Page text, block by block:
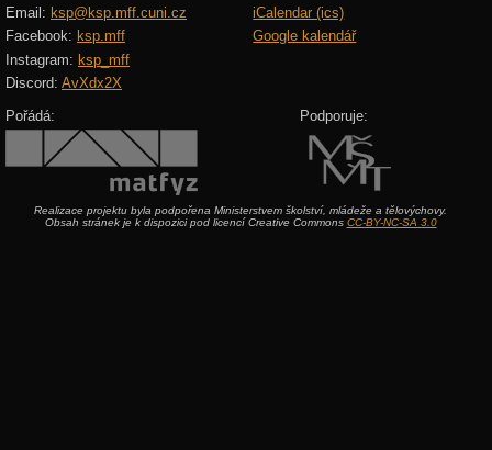
Email: ksp@ksp.mff.cuni.cz
Facebook: ksp.mff
Instagram: ksp_mff
Discord: AvXdx2X
iCalendar (ics)
Google kalendář
Pořádá: Podporuje:
Realizace projektu byla podpořena Ministerstvem školství, mládeže a tělovýchovy.
Obsah stránek je k dispozici pod licencí Creative Commons CC-BY-NC-SA 3.0